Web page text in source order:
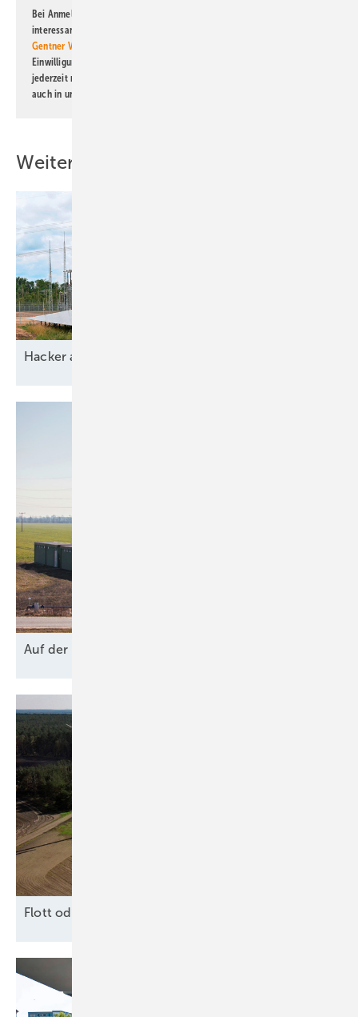
Bei Anmeldung zu diesem Newsletter bin ich damit einverstanden, über
interessante Verlags- und Online-Angebote
Gentner Verlag GmbH & Co. KG
Einwilligung kann ich jederzeit widerrufen und eine Abmeldung ist
jederzeit möglich. Informationen zum Umgang mit Daten finden Sie
auch in unserer
Weitere Inhalte
Ha ckeraussp erren
Auf der
F lott oder